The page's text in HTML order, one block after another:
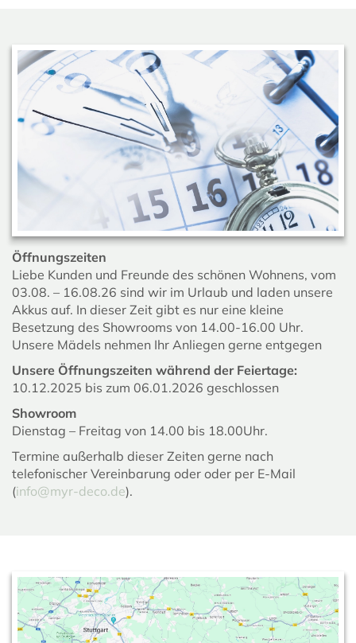
Öffnungszeiten
Liebe Kunden und Freunde des schönen Wohnens, vom
03.08. – 16.08.26 sind wir im Urlaub und laden unsere
Akkus auf. In dieser Zeit gibt es nur eine kleine
Besetzung des Showrooms von 14.00-16.00 Uhr.
Unsere Mädels nehmen Ihr Anliegen gerne entgegen
Unsere Öffnungszeiten während der Feiertage:
10.12.2025 bis zum 06.01.2026 geschlossen
Showroom
Dienstag – Freitag von 14.00 bis 18.00Uhr.
Termine außerhalb dieser Zeiten gerne nach
telefonischer Vereinbarung oder oder per E-Mail
(info@myr-deco.de).